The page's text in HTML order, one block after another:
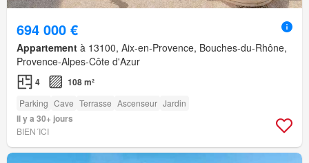
694 000 €
Appartement à 13100, Aix-en-Provence, Bouches-du-Rhône,
Provence-Alpes-Côte d'Azur
4 108 m²
Parking Cave Terrasse Ascenseur Jardin
Il y a 30+ jours
BIEN´ICI